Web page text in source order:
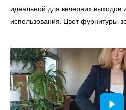
идеальной для вечерних выходов
использования. Цвет фурнитуры-